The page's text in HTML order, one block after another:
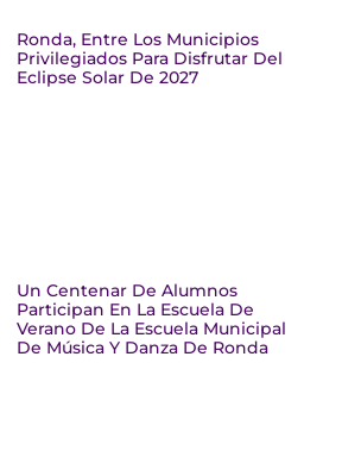
Ronda, Entre Los Municipios
Privilegiados Para Disfrutar Del
Eclipse Solar De 2027
Un Centenar De Alumnos
Participan En La Escuela De
Verano De La Escuela Municipal
De Música Y Danza De Ronda